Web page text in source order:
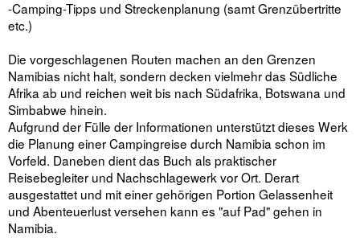
-Camping-Tipps und Streckenplanung (samt Grenzübertritte
etc.)
Die vorgeschlagenen Routen machen an den Grenzen
Namibias nicht halt, sondern decken vielmehr das Südliche
Afrika ab und reichen weit bis nach Südafrika, Botswana und
Simbabwe hinein.
Aufgrund der Fülle der Informationen unterstützt dieses Werk
die Planung einer Campingreise durch Namibia schon im
Vorfeld. Daneben dient das Buch als praktischer
Reisebegleiter und Nachschlagewerk vor Ort. Derart
ausgestattet und mit einer gehörigen Portion Gelassenheit
und Abenteuerlust versehen kann es "auf Pad" gehen in
Namibia.